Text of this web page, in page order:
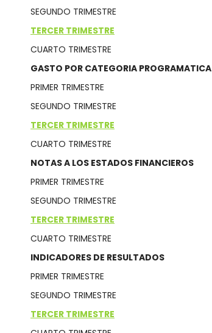
SEGUNDO TRIMESTRE
TERCER TRIMESTRE
CUARTO TRIMESTRE
GASTO POR CATEGORIA PROGRAMATICA
PRIMER TRIMESTRE
SEGUNDO TRIMESTRE
TERCER TRIMESTRE
CUARTO TRIMESTRE
NOTAS A LOS ESTADOS FINANCIEROS
PRIMER TRIMESTRE
SEGUNDO TRIMESTRE
TERCER TRIMESTRE
CUARTO TRIMESTRE
INDICADORES DE RESULTADOS
PRIMER TRIMESTRE
SEGUNDO TRIMESTRE
TERCER TRIMESTRE